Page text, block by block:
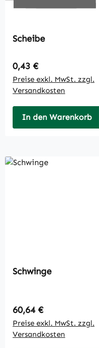
Scheibe
Regulärer Preis:
0,43 €
Preise exkl. MwSt. zzgl.
Versandkosten
In den Warenkorb
Schwinge
Regulärer Preis:
60,64 €
Preise exkl. MwSt. zzgl.
Versandkosten